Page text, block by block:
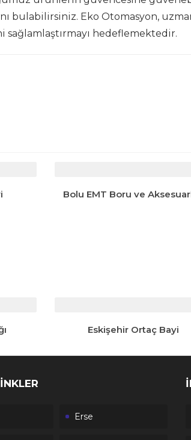
bulabilirsiniz. Eko Otomasyon,
sağlamlaştırmayı hedeflemektedir.
Bolu EMT Boru ve
Eskişehir Ortaç Bayi
Erse